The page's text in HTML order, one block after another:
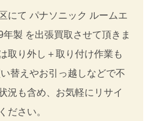
にて パナソニック ルームエ
製 を出張買取させて頂きま
取り外し＋取り付け作業も
替えやお引っ越しなどで不
況も含め、お気軽にリサイ
ださい。